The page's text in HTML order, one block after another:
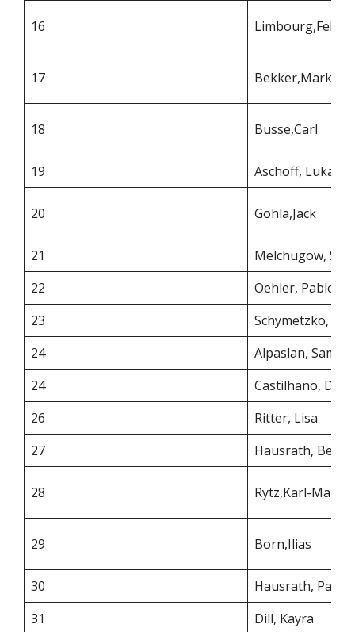
16 Limbourg,Felix
17 Bekker,Mark
18 Busse,Carl
19 Aschoff, Lukas
20 Gohla,Jack
21
Melchugow,
22
Oehler, Pablo
23
Schymetzko, Tim
24
Alpaslan, Sami
24
Castilhano, Dinis
26
Ritter, Lisa
27
Hausrath,
28 Rytz,Karl-Manik
29 Born,Ilias
30
Hausrath, Paul
31
Dill, Kayra